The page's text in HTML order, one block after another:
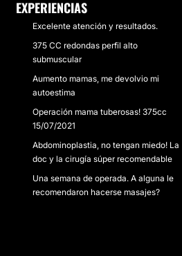
EXPERIENCIAS
Excelente atención y resultados.
375 CC redondas perfil alto
submuscular
Aumento mamas, me devolvio mi
autoestima
Operación mama tuberosas! 375cc
15/07/2021
Abdominoplastia, no tengan miedo! La
doc y la cirugía súper recomendable
Una semana de operada. A alguna le
recomendaron hacerse masajes?